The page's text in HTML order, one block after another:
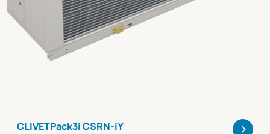
CLIVETPack3i CSRN-iY >